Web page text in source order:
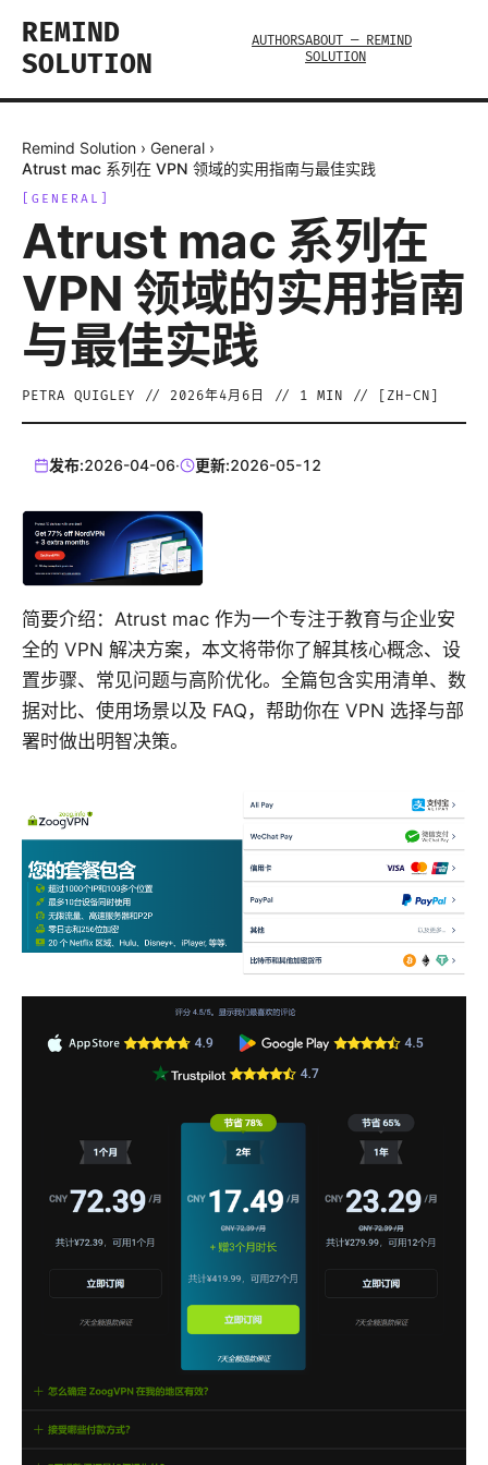
REMIND
SOLUTION
AUTHORSABOUT — REMIND
SOLUTION
Remind Solution › General ›
Atrust mac 系列在 VPN 领域的实用指南与最佳实践
GENERAL
Atrust mac 系列在
VPN 领域的实用指南
与最佳实践
PETRA QUIGLEY // 2026年4月6日 // 1 MIN // [ ZH-CN
发布:2026-04-06· 更新:2026-05-12
简要介绍：Atrust mac 作为一个专注于教育与企业安
全的 VPN 解决方案，本文将带你了解其核心概念、设
置步骤、常见问题与高阶优化。全篇包含实用清单、数
据对比、使用场景以及 FAQ，帮助你在 VPN 选择与部
署时做出明智决策。